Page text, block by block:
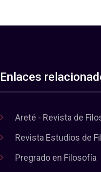
Enlaces
Areté - Revista de
Revista Estudios de
Pregrado en Filosofía